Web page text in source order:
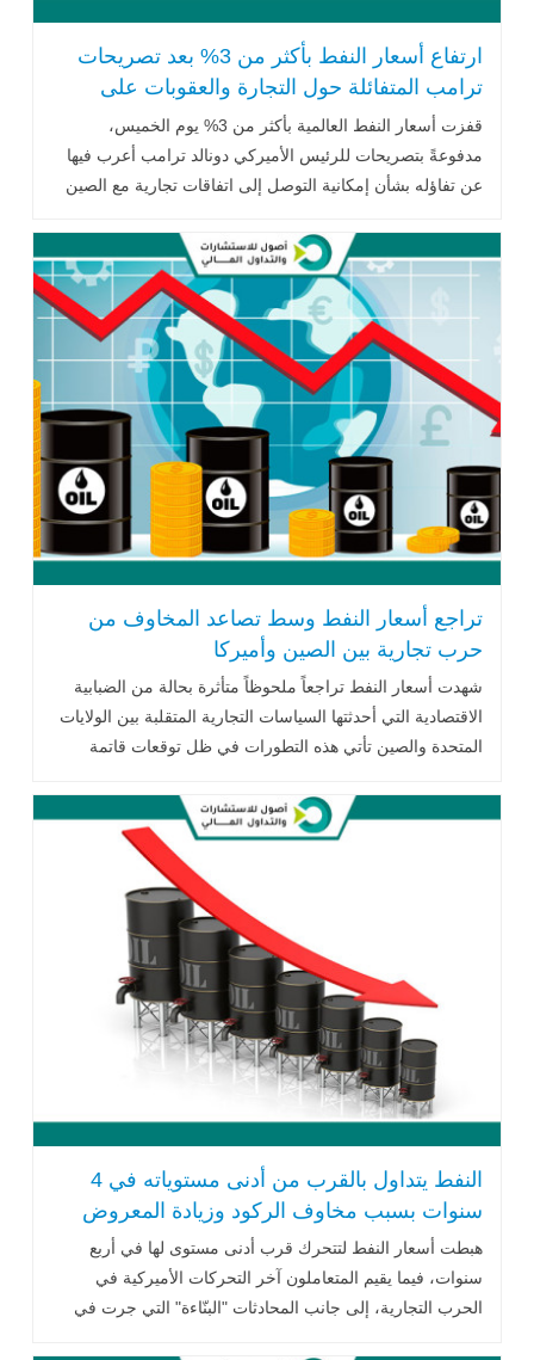
ارتفاع أسعار النفط بأكثر من 3% بعد تصريحات
ترامب المتفائلة حول التجارة والعقوبات على
إيران
قفزت أسعار النفط العالمية بأكثر من 3% يوم الخميس،
مدفوعةً بتصريحات للرئيس الأميركي دونالد ترامب أعرب فيها
عن تفاؤله بشأن إمكانية التوصل إلى اتفاقات تجارية مع الصين
تراجع أسعار النفط وسط تصاعد المخاوف من
حرب تجارية بين الصين وأميركا
شهدت أسعار النفط تراجعاً ملحوظاً متأثرة بحالة من الضبابية
الاقتصادية التي أحدثتها السياسات التجارية المتقلبة بين الولايات
المتحدة والصين تأتي هذه التطورات في ظل توقعات قاتمة
النفط يتداول بالقرب من أدنى مستوياته في 4
سنوات بسبب مخاوف الركود وزيادة المعروض
هبطت أسعار النفط لتتحرك قرب أدنى مستوى لها في أربع
سنوات، فيما يقيم المتعاملون آخر التحركات الأميركية في
الحرب التجارية، إلى جانب المحادثات "البنّاءة" التي جرت في